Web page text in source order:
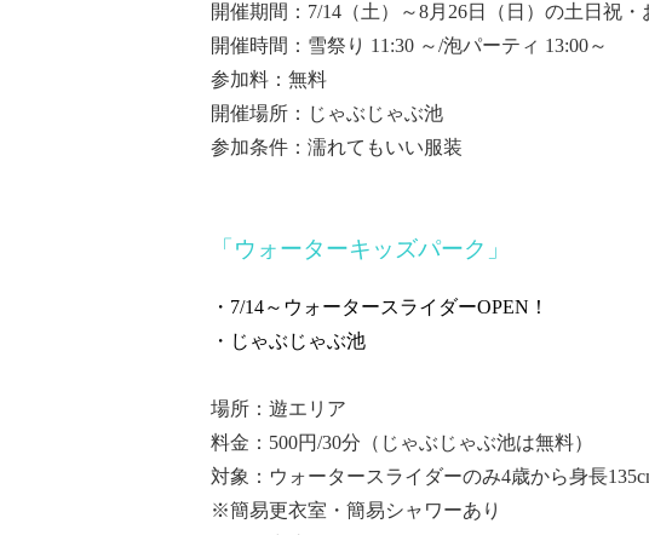
開催期間：7/14（土）～8月26日（日）の土日祝・
開催時間：雪祭り 11:30 ～/泡パーティ 13:00～
参加料：無料
開催場所：じゃぶじゃぶ池
参加条件：濡れてもいい服装
「ウォーターキッズパーク」
・7/14～ウォータースライダーOPEN！
・じゃぶじゃぶ池
場所：遊エリア
料金：500円/30分（じゃぶじゃぶ池は無料）
対象：ウォータースライダーのみ4歳から身長
※簡易更衣室・簡易シャワーあり